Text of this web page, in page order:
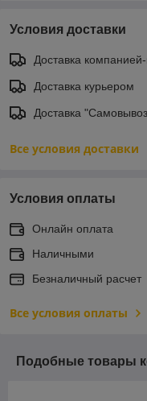
Условия доставки
Доставка
Доставка курьером
Доставка
Все условия доставки
Условия оплаты
Онлайн оплата
Наличными
Безналичный расчет
Все условия оплаты
Подобные товары